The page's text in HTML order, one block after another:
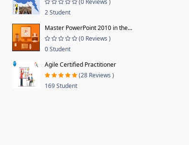
(0 Reviews )
2 Student
Master PowerPoint 2010 in the...
(0 Reviews )
0 Student
Agile Certified Practitioner
(28 Reviews )
169 Student